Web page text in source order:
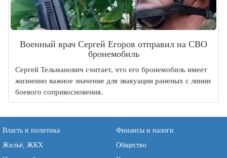
Военный врач Сергей Егоров отправил на СВО
бронемобиль
Сергей Тельманович считает, что его бронемобиль имеет
жизненно важное значение для эвакуации раненых с линии
боевого соприкосновения.
Власть и политика
Финансы и налоги
Жильё, ЖКХ
Общество